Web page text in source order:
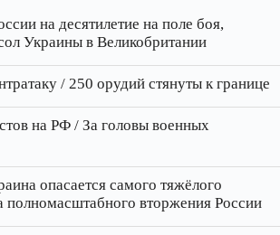
на десятилетие на поле боя,
Украины в Великобритании
/ 250 орудий стянуты к границе
на РФ / За головы военных
опасается самого тяжёлого
полномасштабного вторжения России